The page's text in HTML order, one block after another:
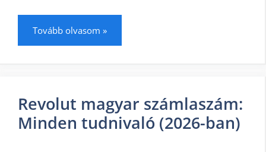
Tovább olvasom »
Revolut magyar számlaszám:
Minden tudnivaló (2026-ban)